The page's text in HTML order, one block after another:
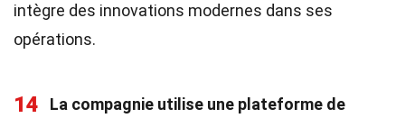
intègre des innovations modernes dans ses
opérations.
14
La compagnie utilise une plateforme de